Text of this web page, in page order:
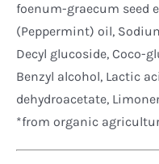
foenum-graecum seed
(Peppermint) oil,
Decyl glucoside, Coco-
Benzyl alcohol, Lactic
dehydroacetate,
*from organic